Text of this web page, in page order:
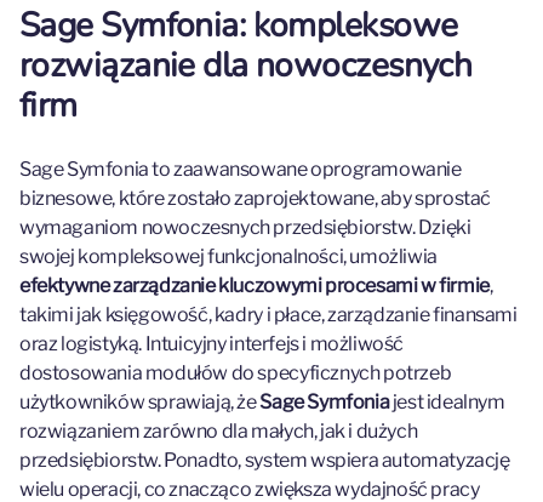
Sage Symfonia: kompleksowe
rozwiązanie dla nowoczesnych
firm
Sage Symfonia to zaawansowane oprogramowanie
biznesowe, które zostało zaprojektowane, aby sprostać
wymaganiom nowoczesnych przedsiębiorstw. Dzięki
swojej kompleksowej funkcjonalności, umożliwia
efektywne zarządzanie kluczowymi procesami w firmie,
takimi jak księgowość, kadry i płace, zarządzanie finansami
oraz logistyką. Intuicyjny interfejs i możliwość
dostosowania modułów do specyficznych potrzeb
użytkowników sprawiają, żeSage Symfoniajest idealnym
rozwiązaniem zarówno dla małych, jak i dużych
przedsiębiorstw. Ponadto, system wspiera automatyzację
wielu operacji, co znacząco zwiększa wydajność pracy